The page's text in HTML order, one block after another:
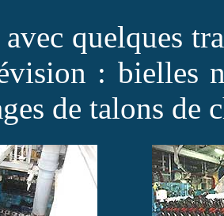
quelques
: bielles
de talons de